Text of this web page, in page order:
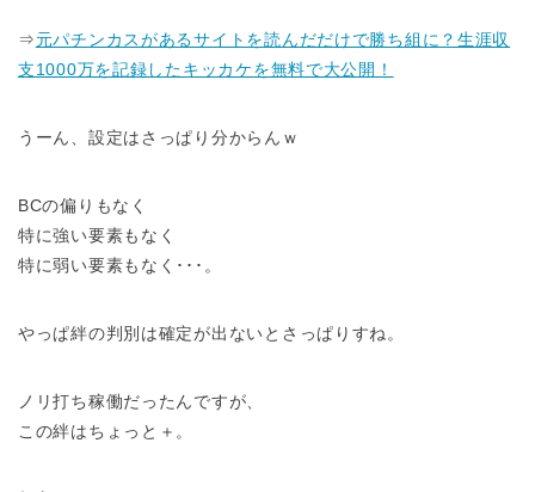
⇒元パチンカスがあるサイトを読んだだけで勝ち組に？生涯収
支1000万を記録したキッカケを無料で大公開！
うーん、設定はさっぱり分からんｗ
BCの偏りもなく
特に強い要素もなく
特に弱い要素もなく･･･。
やっぱ絆の判別は確定が出ないとさっぱりすね。
ノリ打ち稼働だったんですが、
この絆はちょっと＋。